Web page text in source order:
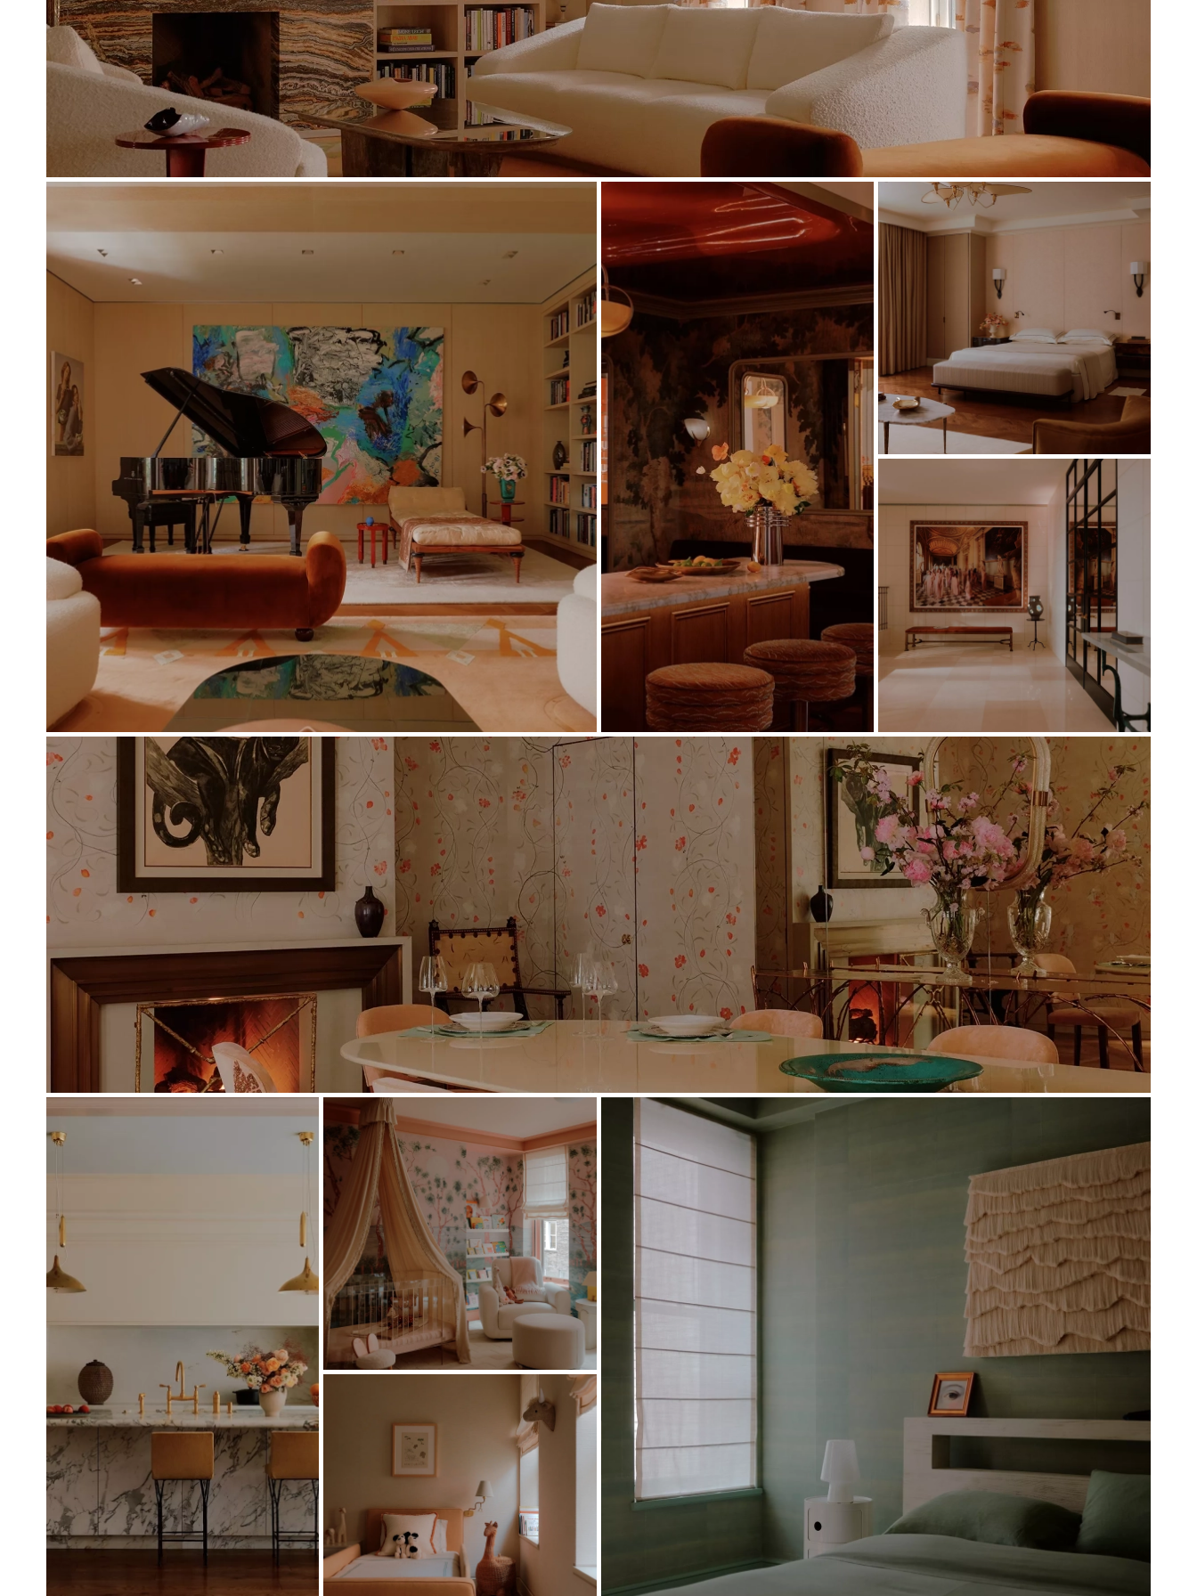
salon feutré près d’une cheminée en pierre et bercée par les notes d’un piano à queue. Le
mobilier sélectionné avec soin, marie une table basse au métal miroitant de Vincenzo De Cotiis
à une banquette sur mesure aux nuances brunes tapissées par nos artisans. Aux fenêtres, nos
tapissières ont apposé leur signature : des rideaux à plis droits, confectionnés avec la rigueur du
geste traditionnel.
Dans les pièces adjacentes, les quartiers privés des adolescents se dévoilent. Pour l’aînée, le
choix s'est porté sur une palette vert sauge, loin des codes féminins conventionnels.
L'atmosphère gagne en profondeur grâce au papier peint Beach de Gracie Wallpaper, dont les
teintes répondent subtilement aux stores bateaux confectionnés par nos couturières dans un lin
Nîmes signé Dedar. La chambre de bébé révèle elle aussi un travail de composition minutieux,
où nos équipes ont pris soin de coordonner l'habillage des fenêtres à l'univers onirique de la
pièce. Au centre de cette mise en scène, le berceau se distingue par son ciel de lit, une pièce
unique réalisée dans nos ateliers pour faire écho aux nuances du papier peint Lantern Parade
Dusk signé Kit Kemp.
“Je suis très inspiré par le savoir-faire des équipes de Jouffre. Notre studio s'appuie sur leur
expertise et continue d'apprendre à leurs côtés. Jouffre est notre partenaire privilégié pour les
détails qu'ils apportent à chacun de nos projets.” - Rafael de Cárdenas
Photos © William Jess Laird